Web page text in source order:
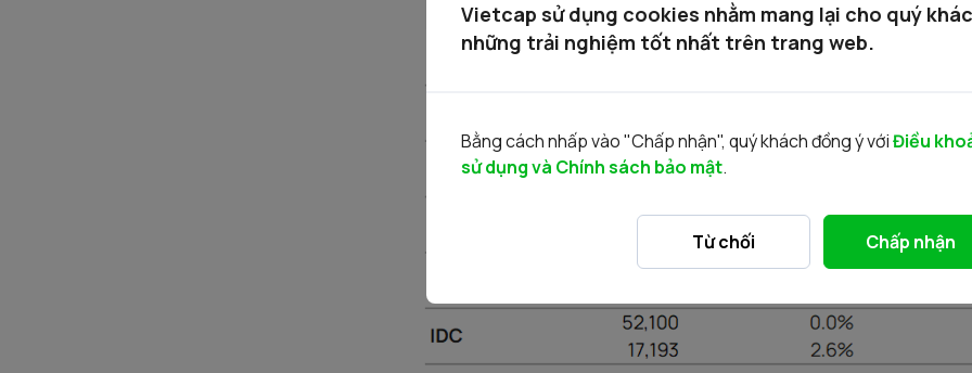
Vietcap sử dụng cookies nhằm mang lại cho quý
những trải nghiệm tốt nhất trên trang web.
Bằng cách nhấp vào "Chấp nhận", quý khách đồng ý vớiĐiều
sử dụng và Chính sách bảo mật.
Từ chối Chấp nhận